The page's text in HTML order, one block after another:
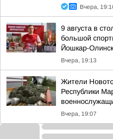
Вчера,
9 августа в
большой
Йошкар-
Вчера, 19:13
Жители
Республики
Вчера, 19:07